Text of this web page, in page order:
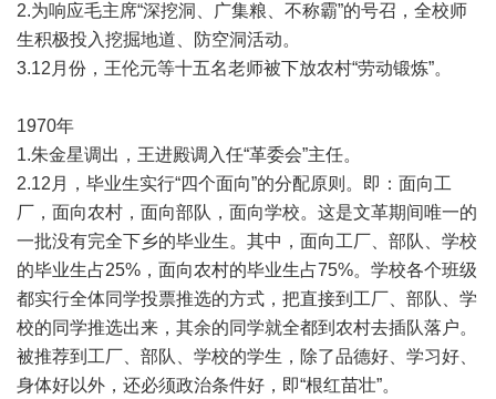
2.为响应毛主席“深挖洞、广集粮、不称霸”的号召，全校师
生积极投入挖掘地道、防空洞活动。
3.12月份，王伦元等十五名老师被下放农村“劳动锻炼”。
1970年
1.朱金星调出，王进殿调入任“革委会”主任。
2.12月，毕业生实行“四个面向”的分配原则。即：面向工
厂，面向农村，面向部队，面向学校。这是文革期间唯一的
一批没有完全下乡的毕业生。其中，面向工厂、部队、学校
的毕业生占25%，面向农村的毕业生占75%。学校各个班级
都实行全体同学投票推选的方式，把直接到工厂、部队、学
校的同学推选出来，其余的同学就全都到农村去插队落户。
被推荐到工厂、部队、学校的学生，除了品德好、学习好、
身体好以外，还必须政治条件好，即“根红苗壮”。